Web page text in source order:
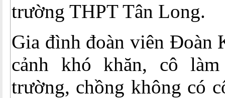
trường THPT Tân Long.
Gia đình đoàn viên Đoàn
cảnh khó khăn, cô
trường, chồng không có